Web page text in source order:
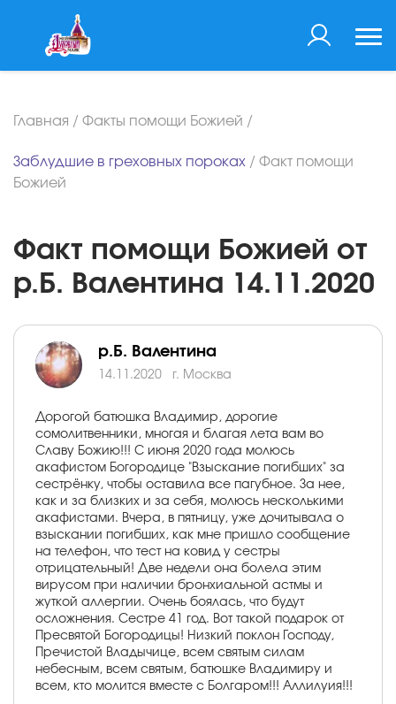
Главная / Факты помощи Божией /
Заблудшие в греховных пороках / Факт помощи
Божией
Факт помощи Божией от
р.Б. Валентина 14.11.2020
р.Б. Валентина
14.11.2020 г. Москва
Дорогой батюшка Владимир, дорогие
сомолитвенники, многая и благая лета вам во
Славу Божию!!! С июня 2020 года молюсь
акафистом Богородице "Взыскание погибших" за
сестрёнку, чтобы оставила все пагубное. За нее,
как и за близких и за себя, молюсь несколькими
акафистами. Вчера, в пятницу, уже дочитывала о
взыскании погибших, как мне пришло сообщение
на телефон, что тест на ковид у сестры
отрицательный! Две недели она болела этим
вирусом при наличии бронхиальной астмы и
жуткой аллергии. Очень боялась, что будут
осложнения. Сестре 41 год. Вот такой подарок от
Пресвятой Богородицы! Низкий поклон Господу,
Пречистой Владычице, всем святым силам
небесным, всем святым, батюшке Владимиру и
всем, кто молится вместе с Болгаром!!! Аллилуия!!!